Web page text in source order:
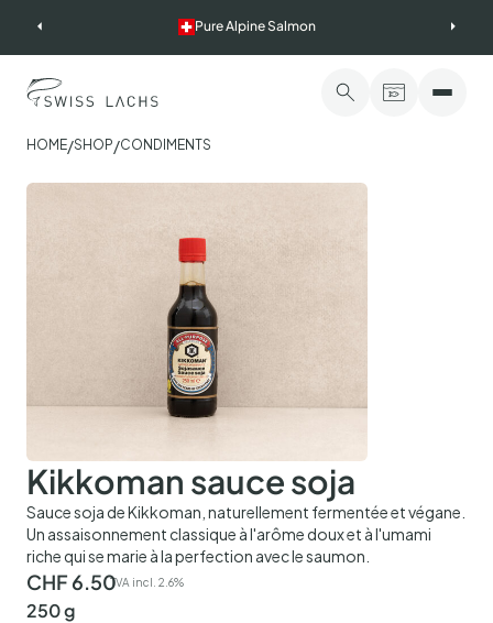
Pure Alpine Salmon
HOME/SHOP/CONDIMENTS
Kikkoman sauce soja
Sauce soja de Kikkoman, naturellement fermentée et végane.
Un assaisonnement classique à l'arôme doux et à l'umami
riche qui se marie à la perfection avec le saumon.
CHF 6.50TVA incl. 2.6%
250 g